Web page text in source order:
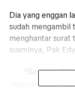
Dia yang enggan
sudah mengambil
menghantar surat
suaminya, Pak
“Saya
mereka. Dah